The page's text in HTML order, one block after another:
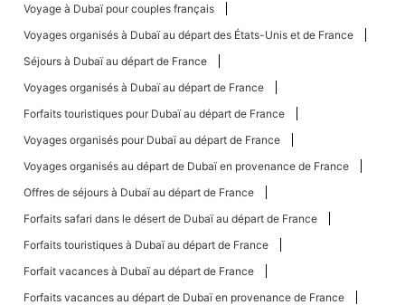
Voyage à Dubaï pour couples français
Voyages organisés à Dubaï au départ des États-Unis et de France
Séjours à Dubaï au départ de France
Voyages organisés à Dubaï au départ de France
Forfaits touristiques pour Dubaï au départ de France
Voyages organisés pour Dubaï au départ de France
Voyages organisés au départ de Dubaï en provenance de France
Offres de séjours à Dubaï au départ de France
Forfaits safari dans le désert de Dubaï au départ de France
Forfaits touristiques à Dubaï au départ de France
Forfait vacances à Dubaï au départ de France
Forfaits vacances au départ de Dubaï en provenance de France